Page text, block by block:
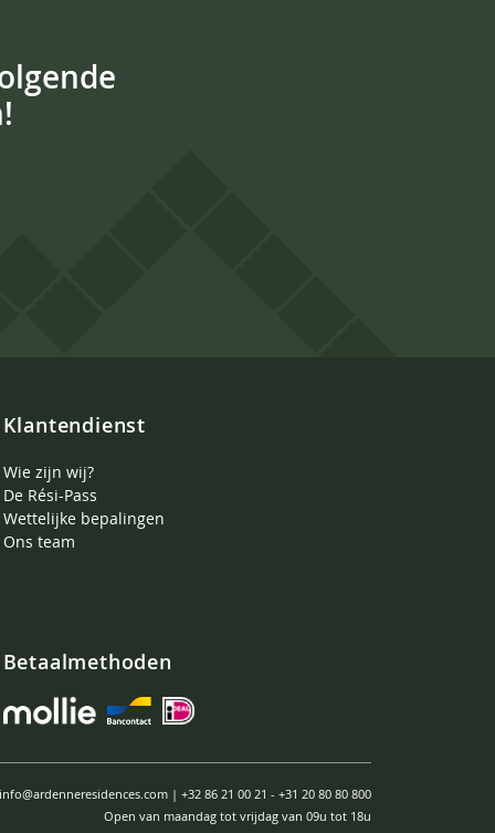
Klantendienst
Wie zijn wij?
De Rési-Pass
Wettelijke bepalingen
Ons team
Betaalmethoden
| +32 86 21 00 21 - +31 20 80 80 800
Open van maandag tot vrijdag van 09u tot 18u